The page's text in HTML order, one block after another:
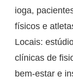
ioga,
físicos e
Locais:
clínicas de
bem-estar e